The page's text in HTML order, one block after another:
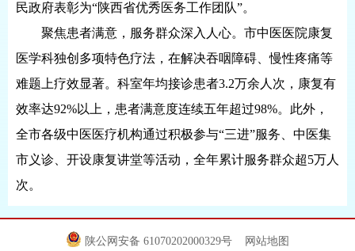
民政府表彰为“陕西省优秀医务工作团队”。
聚焦患者满意，服务群众深入人心。市中医医院康复
医学科独创多项特色疗法，在解决吞咽障碍、慢性疼痛等
难题上疗效显著。科室年均接诊患者3.2万余人次，康复有
效率达92%以上，患者满意度连续五年超过98%。此外，
全市各级中医医疗机构通过积极参与“三进”服务、中医集
市义诊、开设康复讲堂等活动，全年累计服务群众超5万人
次。
陕公网安备 61070202000329号 网站地图